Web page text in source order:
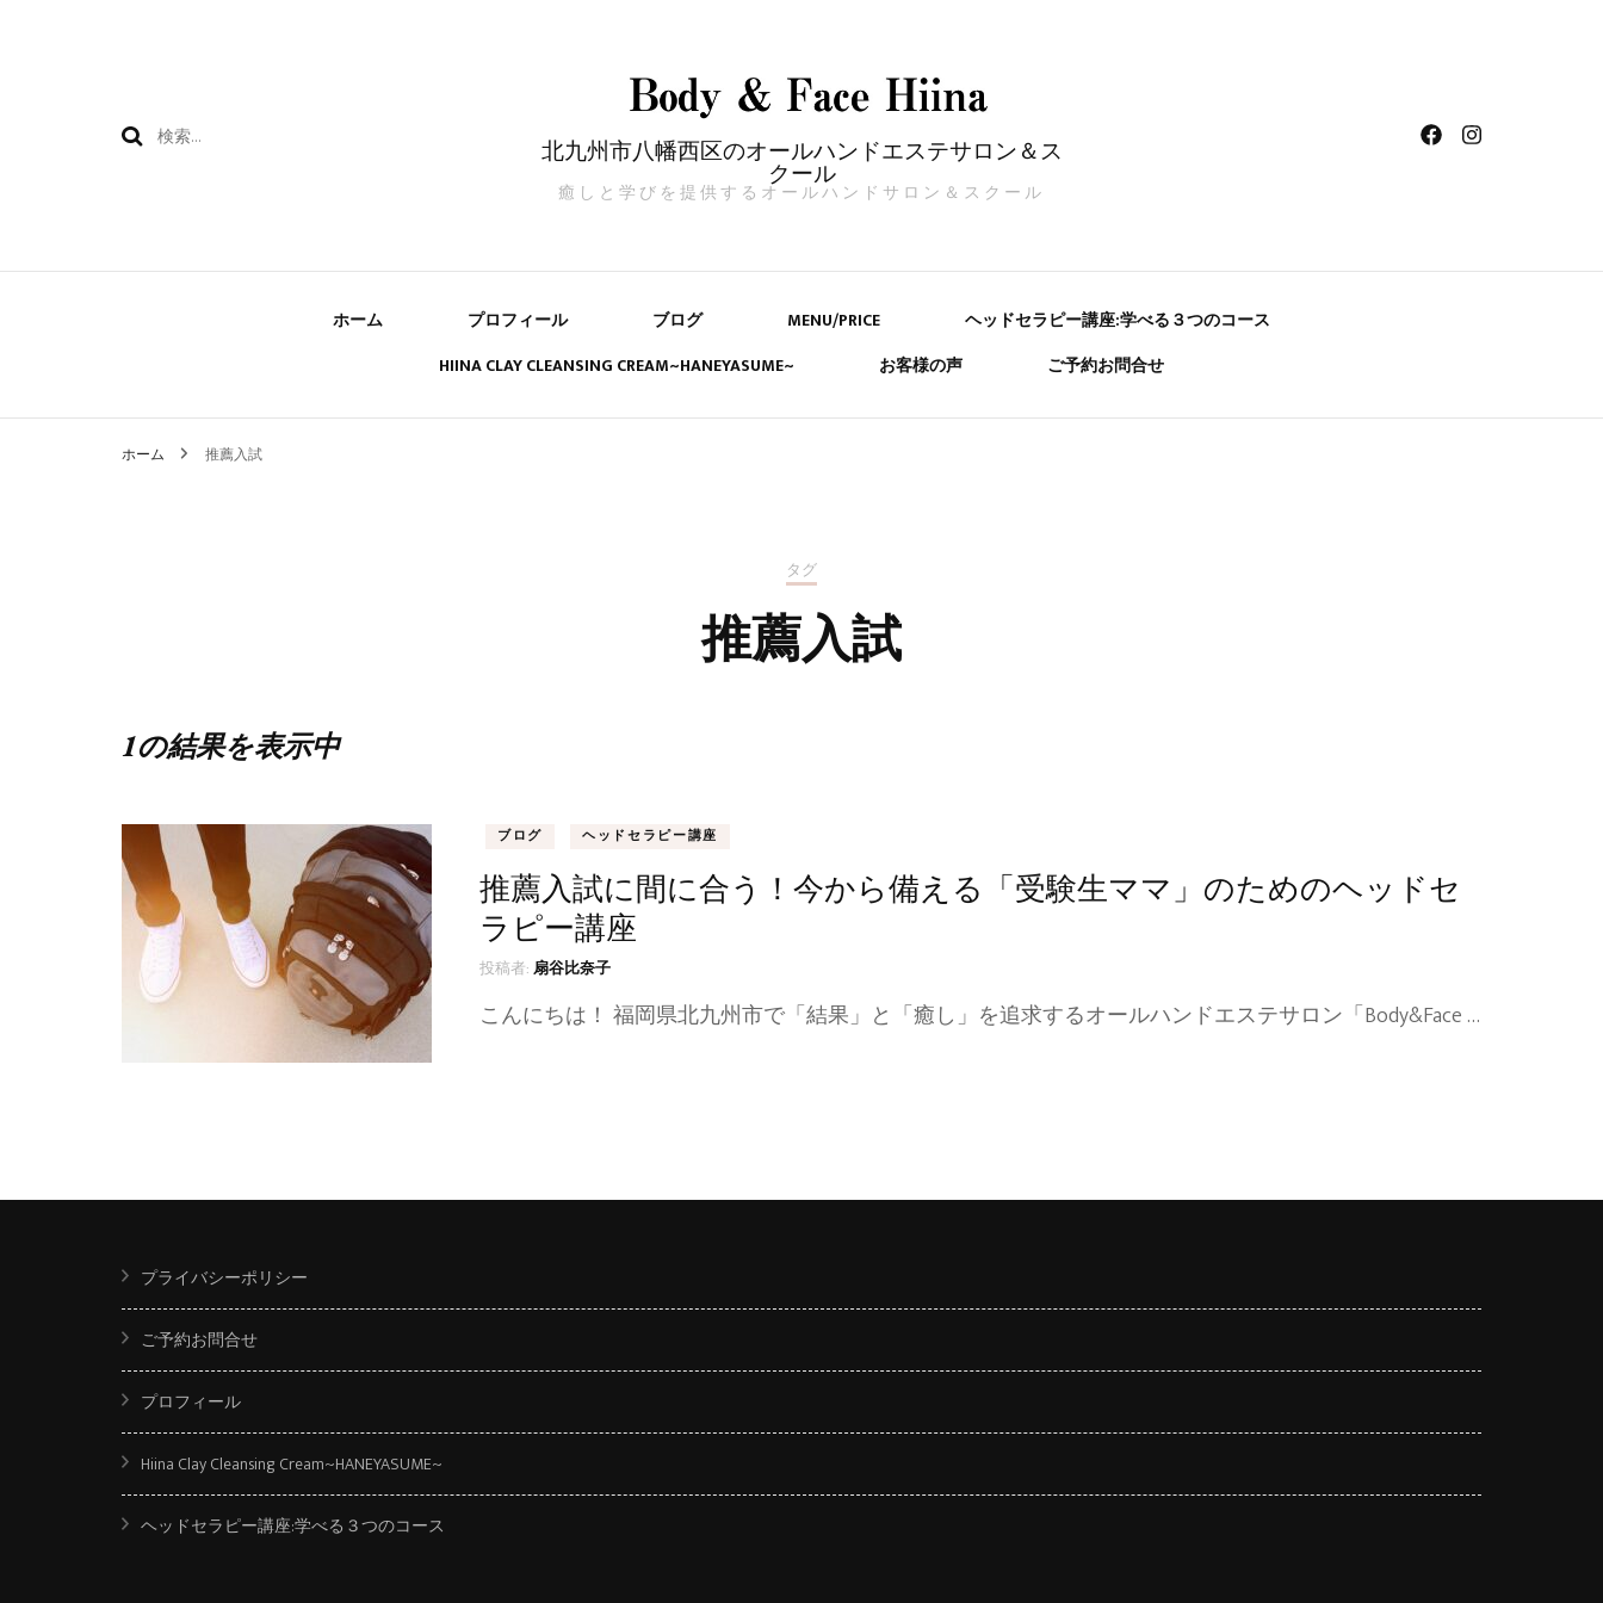
検
北九州市八幡西区のオールハンドエステサロン＆ス
クール
癒しと学びを提供するオールハンドサロン＆スクール
ホーム プロフィール ブログ MENU/PRICE
ヘッドセラピー講座:学べる３つのコース
HIINA CLAY CLEANSING CREAM~HANEYASUME~
お客様の声 ご予約お問合せ
ホーム 推薦入試
タグ
推薦入試
1の結果を表示中
ブログ ヘッドセラピー講座
推薦入試に間に合う！今から備える「受験生ママ」のためのヘッドセ
ラピー講座
投稿者:扇谷比奈子
こんにちは！ 福岡県北九州市で「結果」と「癒し」を追求するオールハンドエステサロン「Body&Face …
プライバシーポリシー
ご予約お問合せ
プロフィール
Hiina Clay Cleansing Cream~HANEYASUME~
ヘッドセラピー講座:学べる３つのコース